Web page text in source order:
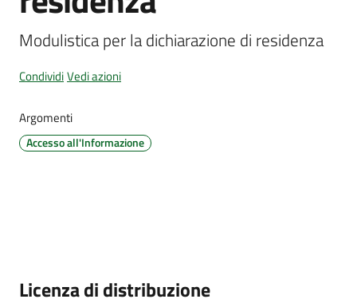
Servizi
Castello
argomenti...
Modulistica per la dichiarazione di residenza
CondividiVedi azioni
Argomenti
Accesso all'Informazione
Descrizione
Licenza di distribuzione